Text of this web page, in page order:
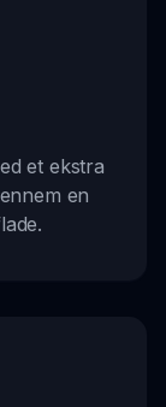
et ekstra
en